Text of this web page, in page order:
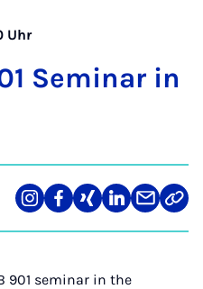
Uhr
Se­mi­nar in
Teilen
auf
Teilen
auf
Teilen
auf
Teilen
auf
Teilen
über
Link
901 seminar in the